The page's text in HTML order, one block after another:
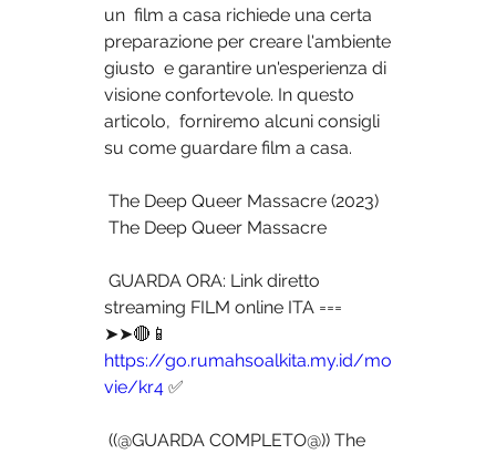
un  film a casa richiede una certa
preparazione per creare l'ambiente
giusto  e garantire un'esperienza di
visione confortevole. In questo
articolo,  forniremo alcuni consigli
su come guardare film a casa.
The Deep Queer Massacre (2023)
The Deep Queer Massacre
streaming FILM online ITA ===
https://go.rumahsoalkita.my.id/mo
vie/kr4 ✅